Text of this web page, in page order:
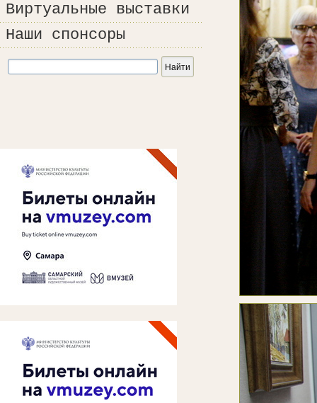
Виртуальные выставки
Наши спонсоры